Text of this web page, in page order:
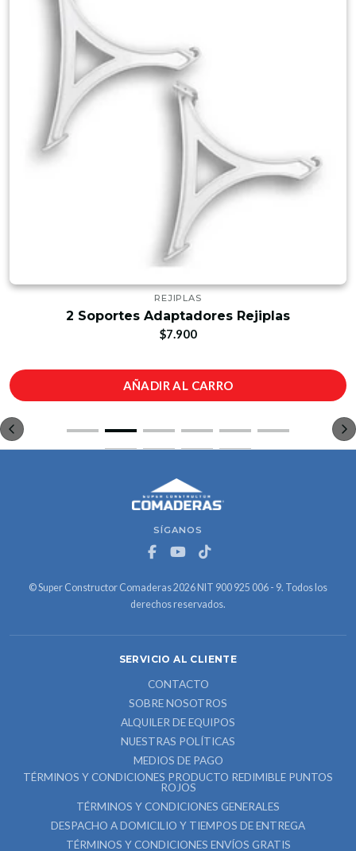
REJIPLAS
2 Soportes Adaptadores Rejiplas
$7.900
AÑADIR AL CARRO
SÍGANOS
© Super Constructor Comaderas 2026 NIT 900 925 006 - 9. Todos los
derechos reservados.
SERVICIO AL CLIENTE
CONTACTO
SOBRE NOSOTROS
ALQUILER DE EQUIPOS
NUESTRAS POLÍTICAS
MEDIOS DE PAGO
TÉRMINOS Y CONDICIONES PRODUCTO REDIMIBLE PUNTOS
ROJOS
TÉRMINOS Y CONDICIONES GENERALES
DESPACHO A DOMICILIO Y TIEMPOS DE ENTREGA
TÉRMINOS Y CONDICIONES ENVÍOS GRATIS